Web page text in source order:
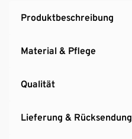
Produktbeschreibung
Material & Pflege
Qualität
Lieferung & Rücksendung